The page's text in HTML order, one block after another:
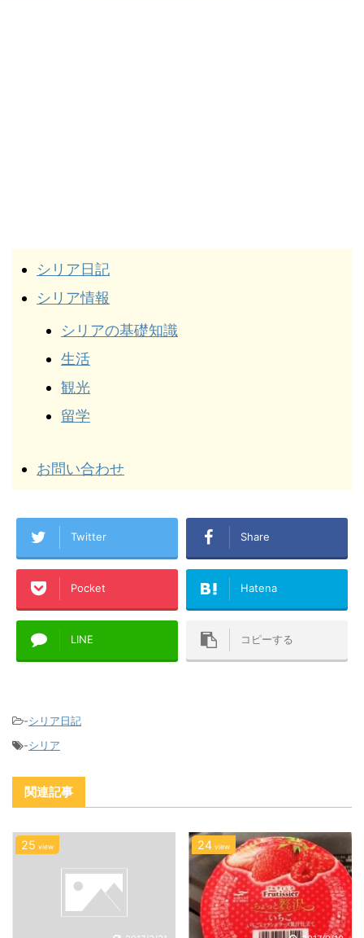
シリア日記
シリア情報
シリアの基礎知識
生活
観光
留学
お問い合わせ
Twitter Share
Pocket Hatena
LINE コピーする
-シリア日記
-シリア
関連記事
25 view 24 view